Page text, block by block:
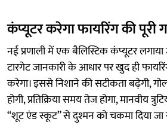
कंप्यूटर करेगा फायरिंग की पूरी
नई प्रणाली में एक बैलिस्टिक कंप्यूटर
टारगेट जानकारी के आधार पर खुद ही
करेगा। इससे निशाने की सटीकता बढ़ेगी,
होगी, प्रतिक्रिया समय तेज होगा, मानवीय
“शूट एंड स्कूट” से दुश्मन को चकमा दिया